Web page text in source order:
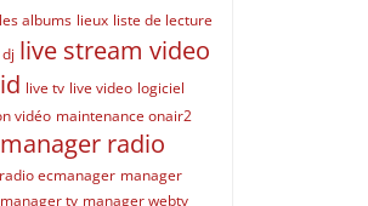
les albums lieux liste de lecture
live stream video
live tv live video logiciel
vidéo maintenance onair2
manager radio
ecmanager manager
manager tv manager webtv